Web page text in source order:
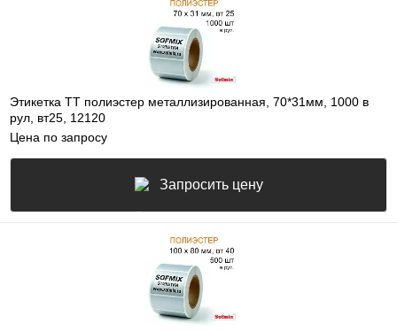
Этикетка ТТ полиэстер металлизированная, 70*31мм, 1000 в
рул, вт25, 12120
Цена по запросу
Запросить цену